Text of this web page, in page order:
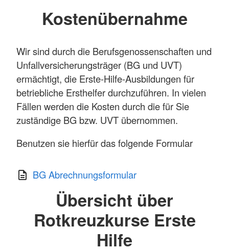
Kostenübernahme
Wir sind durch die Berufsgenossenschaften und
Unfallversicherungsträger (BG und UVT)
ermächtigt, die Erste-Hilfe-Ausbildungen für
betriebliche Ersthelfer durchzuführen. In vielen
Fällen werden die Kosten durch die für Sie
zuständige BG bzw. UVT übernommen.
Benutzen sie hierfür das folgende Formular
BG Abrechnungsformular
Übersicht über
Rotkreuzkurse Erste
Hilfe